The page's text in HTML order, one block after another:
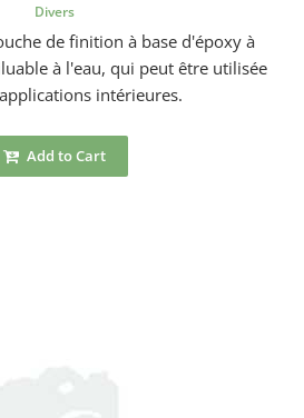
Divers
de finition à base d'époxy à
à l'eau, qui peut être utilisée
intérieures.
Add to Cart